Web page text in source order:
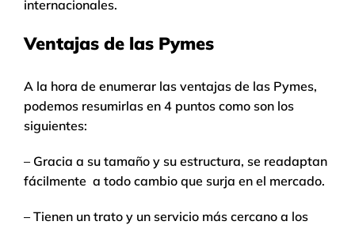
internacionales.
Ventajas de las Pymes
A la hora de enumerar las ventajas de las Pymes,
podemos resumirlas en 4 puntos como son los
siguientes:
– Gracia a su tamaño y su estructura, se readaptan
fácilmente a todo cambio que surja en el mercado.
– Tienen un trato y un servicio más cercano a los